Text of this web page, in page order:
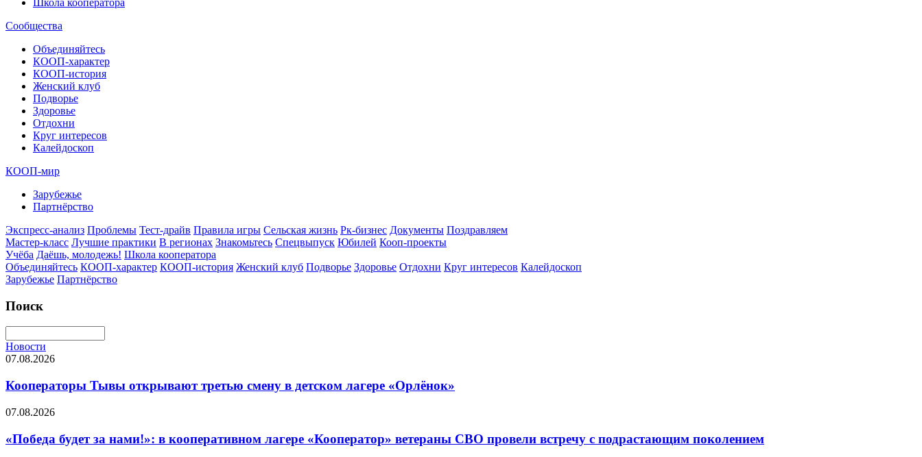
Школа кооператора
Сообщества
Объединяйтесь
КООП-характер
КООП-история
Женский клуб
Подворье
Здоровье
Отдохни
Круг интересов
Калейдоскоп
КООП-мир
Зарубежье
Партнёрство
Экспресс-анализ Проблемы Тест-драйв Правила игры Сельская жизнь Рк-бизнес Документы Поздравляем
Мастер-класс Лучшие практики В регионах Знакомьтесь Спецвыпуск Юбилей Кооп-проекты
Учёба Даёшь, молодежь! Школа кооператора
Объединяйтесь КООП-характер КООП-история Женский клуб Подворье Здоровье Отдохни Круг интересов Калейдоскоп
Зарубежье Партнёрство
Поиск
Новости
07.08.2026
Кооператоры Тывы открывают третью смену в детском лагере «Орлёнок»
07.08.2026
«Победа будет за нами!»: в кооперативном лагере «Кооператор» ветераны СВО провели встречу с подрастающим поколением